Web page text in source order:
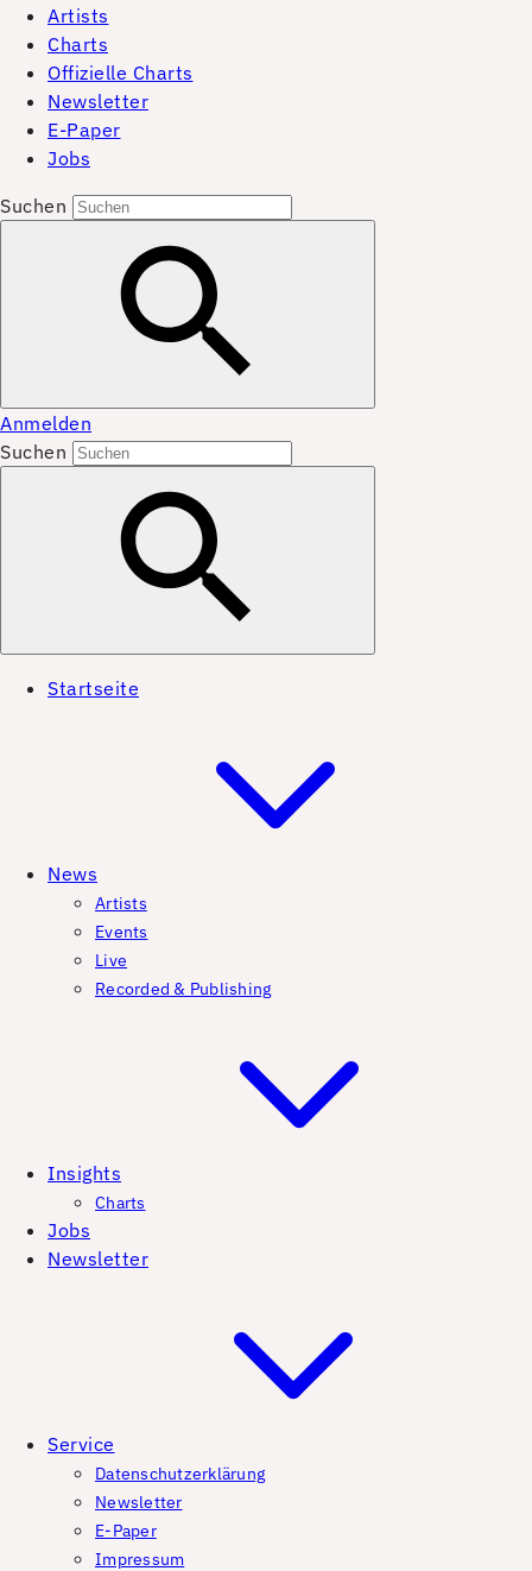
Artists
Charts
Offizielle Charts
Newsletter
E-Paper
Jobs
Suchen
Anmelden
Suchen
Startseite
News
Artists
Events
Live
Recorded & Publishing
Insights
Charts
Jobs
Newsletter
Service
Datenschutzerklärung
Newsletter
E-Paper
Impressum